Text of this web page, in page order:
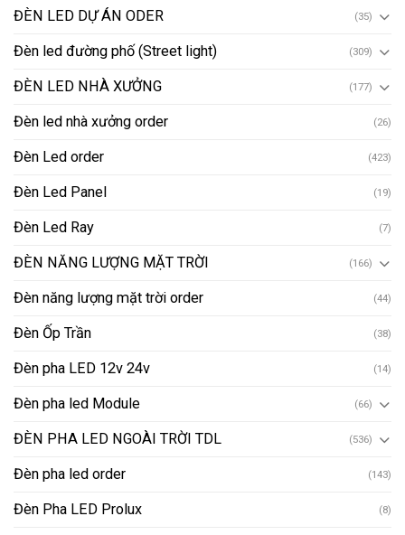
ĐÈN LED DỰ ÁN ODER (35)
Đèn led đường phố (Street light) (309)
ĐÈN LED NHÀ XƯỞNG (177)
Đèn led nhà xưởng order (26)
Đèn Led order (423)
Đèn Led Panel (19)
Đèn Led Ray (7)
ĐÈN NĂNG LƯỢNG MẶT TRỜI (166)
Đèn năng lượng mặt trời order (44)
Đèn Ốp Trần (38)
Đèn pha LED 12v 24v (14)
Đèn pha led Module (66)
ĐÈN PHA LED NGOÀI TRỜI TDL (536)
Đèn pha led order (143)
Đèn Pha LED Prolux (8)